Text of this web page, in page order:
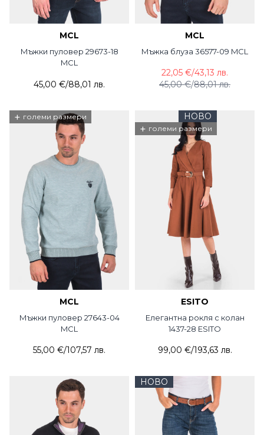
MCL
Мъжки пуловер 29673-18
MCL
45,00 €/88,01 лв.
MCL
Мъжка блуза 36577-09 MCL
45,00 €/88,01 лв.
22,05 €/43,13 лв.
+ големи размери
MCL
Мъжки пуловер 27643-04
MCL
55,00 €/107,57 лв.
НОВО
+ големи размери
ESITO
Елегантна рокля с колан
1437-28 ESITO
99,00 €/193,63 лв.
НОВО